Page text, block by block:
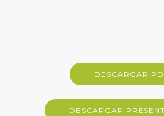
DESCARGAR
DESCARGAR